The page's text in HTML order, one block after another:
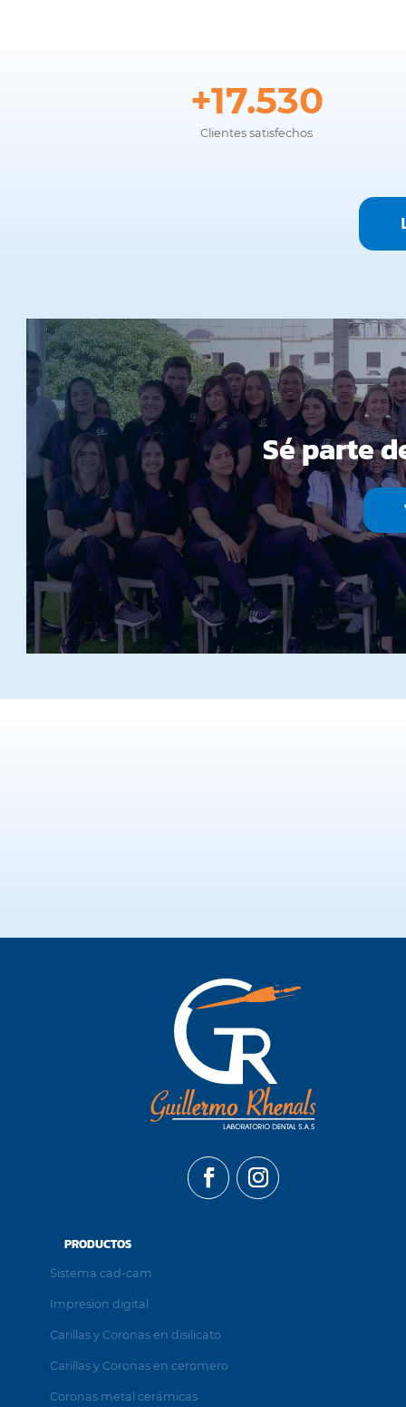
17.530
Clientes satisfechos
Sé parte
PRODUCTOS
Sistema cad-cam
Impresión digital
Carillas y Coronas en disilicato
Carillas y Coronas en ceromero
Coronas metal cerámicas